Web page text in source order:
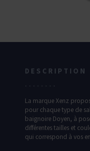
DESCRIPTION
La marque Xenz
pour chaque type de
baignoire Doyen, à
différentes tailles et
qui correspond à vos